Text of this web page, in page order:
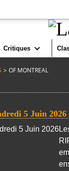
Critiques
> OF MONTREAL
5 Juin 2026